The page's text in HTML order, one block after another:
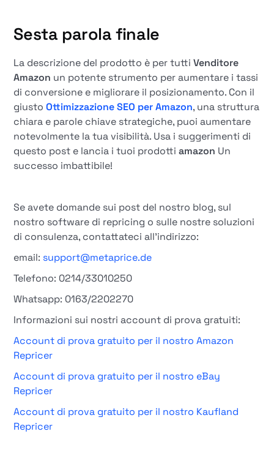
Sesta parola finale
La descrizione del prodotto è per tuttiVenditore
Amazon un potente strumento per aumentare i tassi
di conversione e migliorare il posizionamento. Con il
giustoOttimizzazione SEO per Amazon, una struttura
chiara e parole chiave strategiche, puoi aumentare
notevolmente la tua visibilità. Usa i suggerimenti di
questo post e lancia i tuoi prodottiamazon Un
successo imbattibile!
Se avete domande sui post del nostro blog, sul
nostro software di repricing o sulle nostre soluzioni
di consulenza, contattateci all'indirizzo:
email: support@metaprice.de
Telefono: 0214/33010250
Whatsapp: 0163/2202270
Informazioni sui nostri account di prova gratuiti:
Account di prova gratuito per il nostro Amazon
Repricer
Account di prova gratuito per il nostro eBay
Repricer
Account di prova gratuito per il nostro Kaufland
Repricer